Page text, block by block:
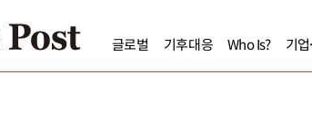
글로벌 기후대응 Who Is? 기업